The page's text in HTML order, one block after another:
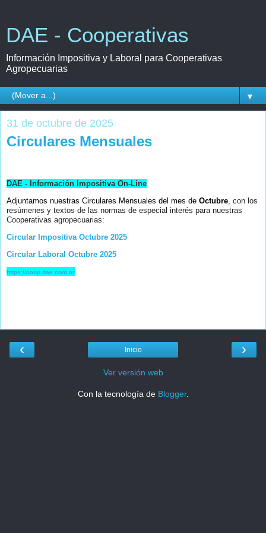
DAE - Cooperativas
Información Impositiva y Laboral para Cooperativas
Agropecuarias
▼
31 de octubre de 2025
Circulares Mensuales
DAE - Información Impositiva On-Line
Adjuntamos nuestras Circulares Mensuales del mes de Octubre con los
resúmenes y textos de las normas de especial interés para nuestras
Cooperativas agropecuarias:
Circular Impositiva Octubre 2025
Circular Laboral Octubre 2025
https://coop.dae.com.ar
‹ ›
Inicio
Ver versión web
Con la tecnología de Blogger.